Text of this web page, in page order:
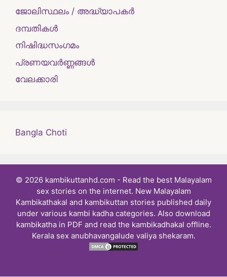
ജോലിസ്ഥലം / അദ്ധ്യാപകർ
ദമ്പതികള്‍
നിഷിദ്ധസംഗമം
പ്രണയവർണ്ണങ്ങൾ
വേലക്കാരി
Bangla Choti
© 2026 kambikuttanhd.com - Read the best Malayalam
sex stories on the internet. New Malayalam
Kambikathakal and kambikuttan stories published daily
under various kambi kadha categories. Also download
kambikatha in PDF and read the kambikadhakal offline.
Kerala sex anubhavangalude valiya shekaram.